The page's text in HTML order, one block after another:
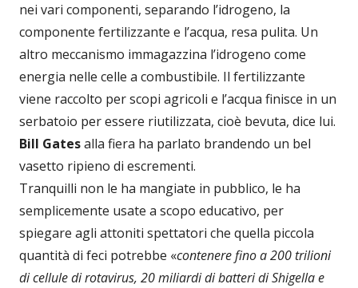
nei vari componenti, separando l’idrogeno, la
componente fertilizzante e l’acqua, resa pulita. Un
altro meccanismo immagazzina l’idrogeno come
energia nelle celle a combustibile. Il fertilizzante
viene raccolto per scopi agricoli e l’acqua finisce in un
serbatoio per essere riutilizzata, cioè bevuta, dice lui.
Bill Gatesalla fiera ha parlato brandendo un bel
vasetto ripieno di escrementi.
Tranquilli non le ha mangiate in pubblico, le ha
semplicemente usate a scopo educativo, per
spiegare agli attoniti spettatori che quella piccola
quantità di feci potrebbe «contenere fino a 200 trilioni
di cellule di rotavirus, 20 miliardi di batteri di Shigella e